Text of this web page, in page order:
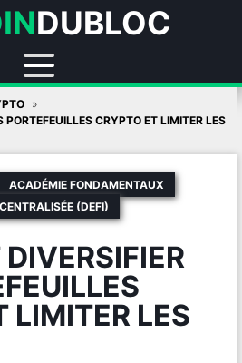
DUBLOC
PORTEFEUILLES CRYPTO ET LIMITER LES
ACADÉMIE FONDAMENTAUX
(DEFI)
LIMITER LES